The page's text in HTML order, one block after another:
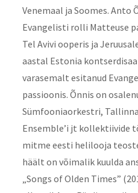
Venemaal ja Soomes. Anto
Evangelisti rolli Matteuse
Tel Avivi ooperis ja
aastal Estonia
varasemalt esitanud
passioonis. Õnnis on
Sümfooniaorkestri,
Ensemble’i jt kollektiivide
mitme eesti helilooja
häält on võimalik kuulda
„Songs of Olden Times”